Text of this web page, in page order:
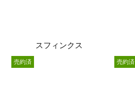
スフィンクス
売約済 売約済